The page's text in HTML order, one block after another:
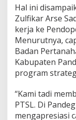
n
L
e
b
i
h
A
n
g
o
t
Hal ini
Zulfikar Arse
kerja ke
Menurutnya,
Badan
Kabupaten
program
“Kami tadi
PTSL. Di
mengapresiasi